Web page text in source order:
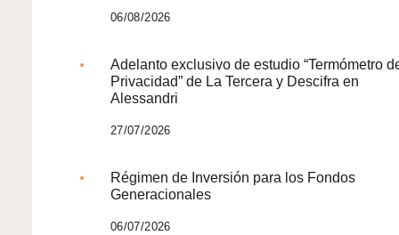
06/08/2026
Adelanto exclusivo de estudio “Termómetro
Privacidad” de La Tercera y Descifra en
Alessandri
27/07/2026
Régimen de Inversión para los Fondos
Generacionales
06/07/2026